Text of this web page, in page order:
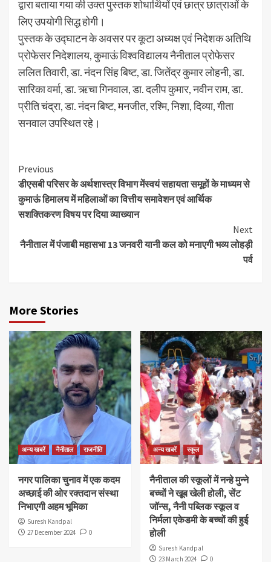
द्वारा बताया गया की उक्त पुस्तक शोधार्थियों एवं छात्र छात्राओं के
लिए उपयोगी सिद्ध होगी।
पुस्तक के उद्घाटन के अवसर पर कूटा अध्यक्ष एवं निदेशक अतिथि
प्रोफेसर निदेशालय, कुमाऊं विश्वविद्यालय नैनीताल प्रोफेसर
ललित तिवारी, डा. नंदन सिंह बिष्ट, डा. जितेंद्र कुमार लोहनी, डा.
सारिका वर्मा, डा. ऋचा गिनवाल, डा. दलीप कुमार, नवीन राम, डा.
प्रीति चंद्रा, डा. नंदन बिष्ट, मनजीत, रश्मि, निशा, दिव्या, गीता
सनवाल उपस्थित रहे।
Continue
Reading
Previous
डीएसबी परिसर के अर्थशास्त्र विभाग मेंस्वयं सहायता समूहों के माध्यम से
कुमाऊं हिमालय में महिलाओं का वित्तीय समावेशन एवं आर्थिक
सशक्तिकरण विषय पर दिया व्याख्यान
Next
नैनीताल में पंजाबी महासभा 13 जनवरी यानी कल को मनाएगी भव्य लोहड़ी
पर्व
More Stories
अन्य खबरें नैनीताल राजनीति
नगर पालिका चुनाव में एक कदम
अच्छाई की ओर रक्तदान संस्था
निभाएगी अहम भूमिका
Suresh Kandpal
27 December 2024
0
अन्य खबरें स्कूल
नैनीताल की स्कूलों में नन्हे मुन्ने
बच्चों ने खूब खेली होली, सेंट
जॉन्स, नैनी पब्लिक स्कूल व
निर्मला एकेडमी के बच्चों की हुई
होली
Suresh Kandpal
23 March 2024
0